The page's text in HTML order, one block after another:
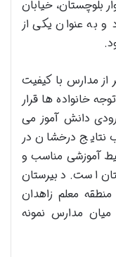
دوم در بلوار بلوچستان، خیابان
و به عنوان یکی از
از مدارس با کیفیت
خانواده ها قرار
دانش آموز می
نتایج درخشان در
آموزشی مناسب و
است. دبیرستان
منطقه معلم زاهدان
مدارس نمونه